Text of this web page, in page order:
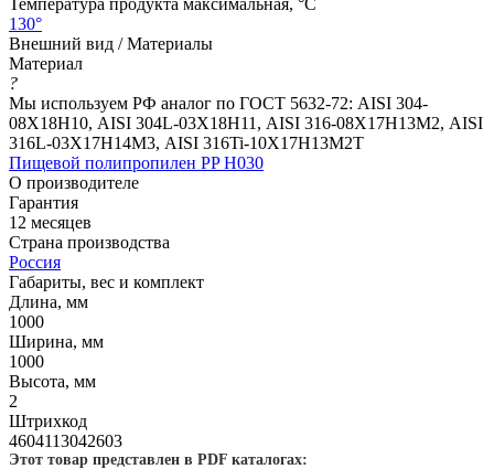
130°
Внешний вид / Материалы
Материал
?
Мы используем РФ аналог по ГОСТ 5632-72: AISI 304-
08Х18Н10, AISI 304L-03Х18Н11, AISI 316-08Х17Н13М2, AISI
316L-03Х17Н14М3, AISI 316Ti-10Х17Н13М2Т
Пищевой полипропилен PP H030
О производителе
Гарантия
12 месяцев
Страна производства
Россия
Габариты, вес и комплект
Длина, мм
1000
Ширина, мм
1000
Высота, мм
2
Штрихкод
4604113042603
Этот товар представлен в PDF каталогах: